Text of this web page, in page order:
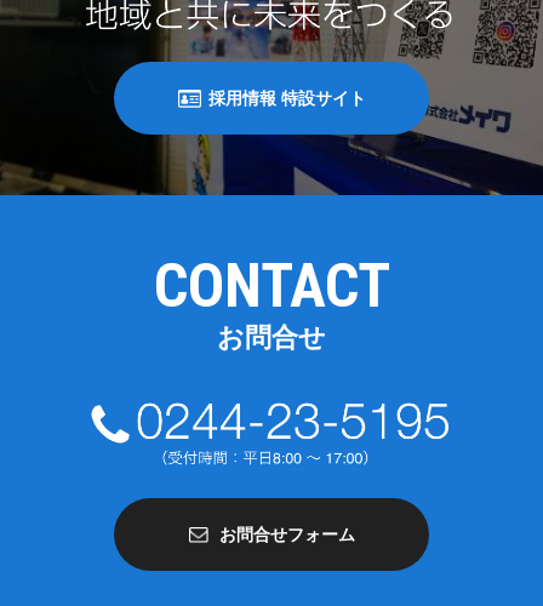
採用情報 特設サイト
CONTACT
お問合せ
お問合せフォーム